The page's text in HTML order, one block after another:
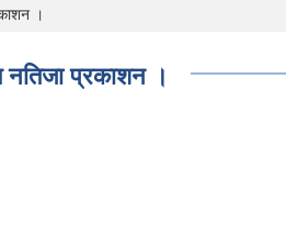
।
प्रकाशन ।